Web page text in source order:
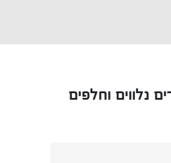
נלווים וחלפים